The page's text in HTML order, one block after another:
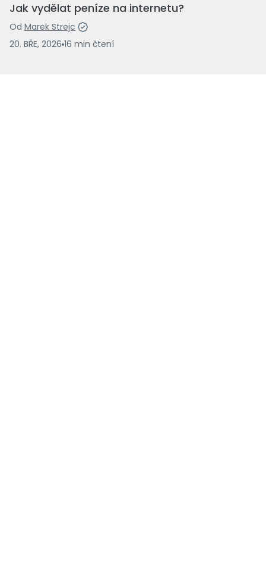
Jak vydělat peníze na internetu?
Od Marek Strejc
20. BŘE, 2026 16 min čtení